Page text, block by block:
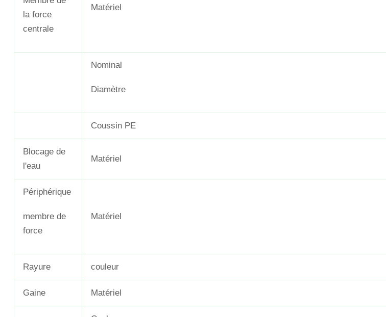
la force
centrale
Matériel
Nominal
Diamètre
Coussin PE
Blocage de
l'eau
Matériel
Périphérique
membre de
force
Matériel
Rayure couleur
Gaine Matériel